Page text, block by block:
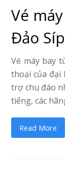
Vé
Đảo Síp
Vé máy bay
thoại của đại
trợ chu đáo
tiếng, các
Read More